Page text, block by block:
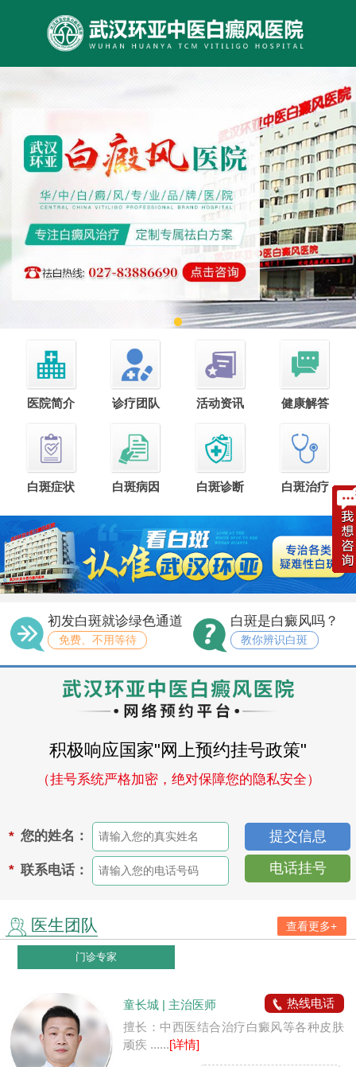
医院简介 诊疗团队 活动资讯 健康解答
白斑症状 白斑病因 白斑诊断 白斑治疗
初发白斑就诊绿色通道
免费、不用等待
白斑是白癜风吗？
教你辨识白斑
积极响应国家"网上预约挂号政策"
（挂号系统严格加密，绝对保障您的隐私安全）
* 您的姓名：
* 联系电话： 电话挂号
医生团队 查看更多+
门诊专家
童长城 | 主治医师
热线电话
擅长：中西医结合治疗白癜风等各种皮肤
顽疾 ......[详情]